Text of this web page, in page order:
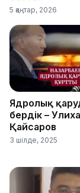
5 қаңтар, 2026
Ядролық
бердік –
Қайсаров
3 шілде, 2025